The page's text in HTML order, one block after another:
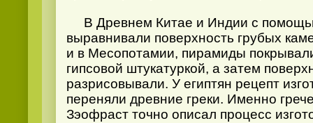
В Древнем Китае и Индии с
выравнивали поверхность грубых
и в Месопотамии, пирамиды
гипсовой штукатуркой, а затем
разрисовывали. У египтян рецепт
переняли древние греки. Именно
Зэофраст точно описал процесс